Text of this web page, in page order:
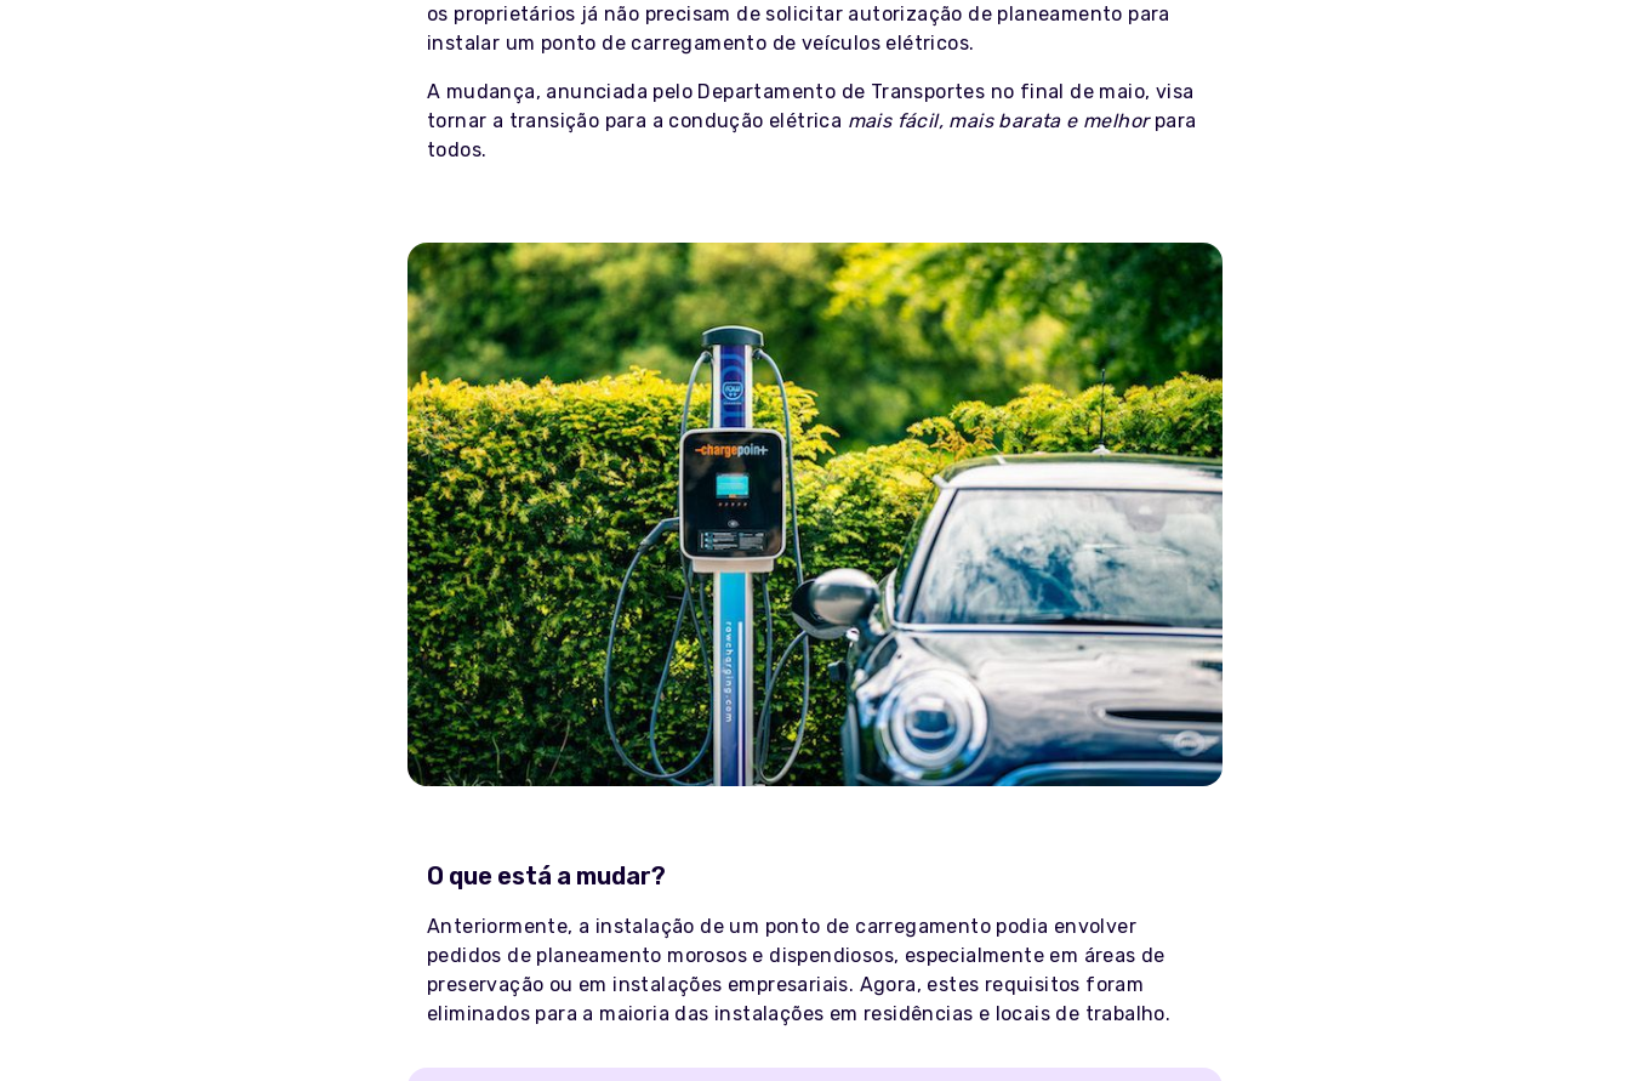
os proprietários já não precisam de solicitar autorização de planeamento para
instalar um ponto de carregamento de veículos elétricos.
A mudança, anunciada pelo Departamento de Transportes no final de maio, visa
tornar a transição para a condução elétrica mais fácil, mais barata e melhorpara
todos.
O que está a mudar?
Anteriormente, a instalação de um ponto de carregamento podia envolver
pedidos de planeamento morosos e dispendiosos, especialmente em áreas de
preservação ou em instalações empresariais. Agora, estes requisitos foram
eliminados para a maioria das instalações em residências e locais de trabalho.